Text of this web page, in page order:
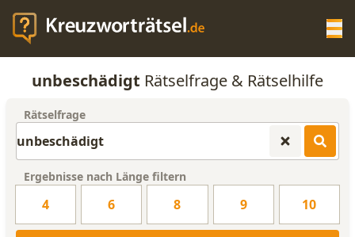
KREUZWORTRÄTSEL-HILFE
unbeschädigt Rätselfrage & Rätselhilfe
Rätselfrage
Ergebnisse nach Länge filtern
4 6 8 9 10